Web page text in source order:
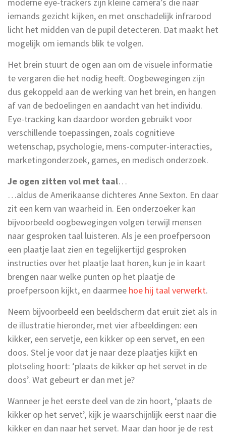
iemands gezicht kijken, en met onschadelijk infrarood
licht het midden van de pupil detecteren. Dat maakt het
mogelijk om iemands blik te volgen.
Het brein stuurt de ogen aan om de visuele informatie
te vergaren die het nodig heeft. Oogbewegingen zijn
dus gekoppeld aan de werking van het brein, en hangen
af van de bedoelingen en aandacht van het individu.
Eye-tracking kan daardoor worden gebruikt voor
verschillende toepassingen, zoals cognitieve
wetenschap, psychologie, mens-computer-interacties,
marketingonderzoek, games, en medisch onderzoek.
Je ogen zitten vol met taal…
…aldus de Amerikaanse dichteres Anne Sexton. En daar
zit een kern van waarheid in. Een onderzoeker kan
bijvoorbeeld oogbewegingen volgen terwijl mensen
naar gesproken taal luisteren. Als je een proefpersoon
een plaatje laat zien en tegelijkertijd gesproken
instructies over het plaatje laat horen, kun je in kaart
brengen naar welke punten op het plaatje de
proefpersoon kijkt, en daarmee hoe hij taal verwerkt.
Neem bijvoorbeeld een beeldscherm dat eruit ziet als in
de illustratie hieronder, met vier afbeeldingen: een
kikker, een servetje, een kikker op een servet, en een
doos. Stel je voor dat je naar deze plaatjes kijkt en
plotseling hoort: ‘plaats de kikker op het servet in de
doos’. Wat gebeurt er dan met je?
Wanneer je het eerste deel van de zin hoort, ‘plaats de
kikker op het servet’, kijk je waarschijnlijk eerst naar die
kikker en dan naar het servet. Maar dan hoor je de rest